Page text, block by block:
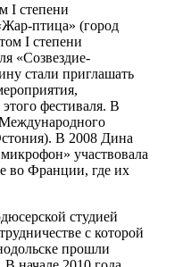
I степени
птица» (город
I степени
«Созвездие-
стали приглашать
фестиваля. В
Международного
В 2008 Дина
участвовала
во Франции, где их
студией
с которой
прошли